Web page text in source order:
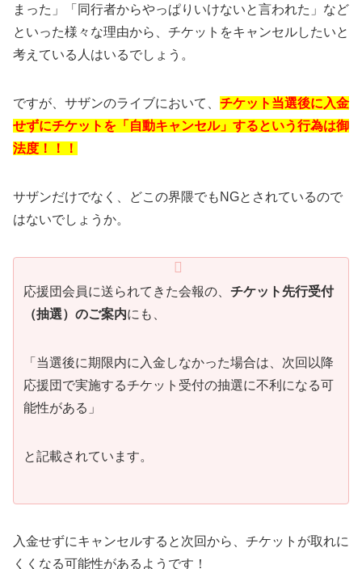
まった」「同行者からやっぱりいけないと言われた」など
といった様々な理由から、チケットをキャンセルしたいと
考えている人はいるでしょう。
ですが、サザンのライブにおいて、 チケット当選後に入金
せずにチケットを「自動キャンセル」するという行為は御
法度！！！
サザンだけでなく、どこの界隈でもNGとされているので
はないでしょうか。
応援団会員に送られてきた会報の、 チケット先行受付
（抽選）のご案内にも、
「当選後に期限内に入金しなかった場合は、次回以降
応援団で実施するチケット受付の抽選に不利になる可
能性がある」
と記載されています。
入金せずにキャンセルすると次回から、チケットが取れに
くくなる可能性があるようです！